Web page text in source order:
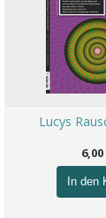
Lucys
In den